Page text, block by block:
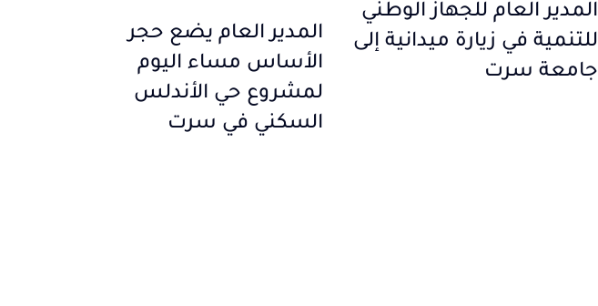
المدير العام للجهاز الوطني
للتنمية في زيارة ميدانية إلى
جامعة سرت
المدير العام يضع حجر
الأساس مساء اليوم
لمشروع حي الأندلس
السكني في سرت